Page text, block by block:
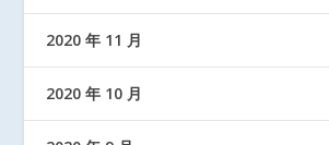
2020 年 11 月
2020 年 10 月